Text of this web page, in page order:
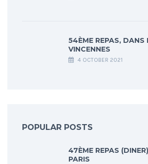
54ÈME REPAS, DANS
VINCENNES
4 OCTOBER 2021
POPULAR POSTS
47ÈME REPAS
PARIS